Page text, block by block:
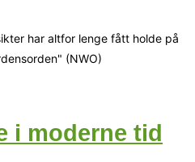
har altfor lenge fått holde på
(NWO)
i moderne tid